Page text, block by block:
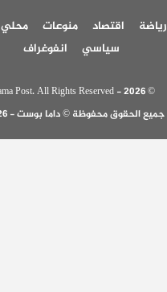
رياضة اقتصاد منوعات محلي
سياسي
انفوغراف
© 2026 - Dama Post. All Rights Reserved.
جميع الحقوق محفوظة © داما بوست - 2026 -